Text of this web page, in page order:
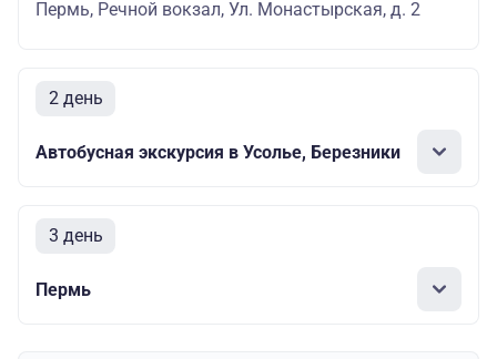
Пермь, Речной вокзал, Ул. Монастырская, д. 2
2 день
Автобусная экскурсия в Усолье, Березники
3 день
Пермь